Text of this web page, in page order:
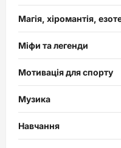
Магія, хіромантія,
Міфи та легенди
Мотивація для спорту
Музика
Навчання